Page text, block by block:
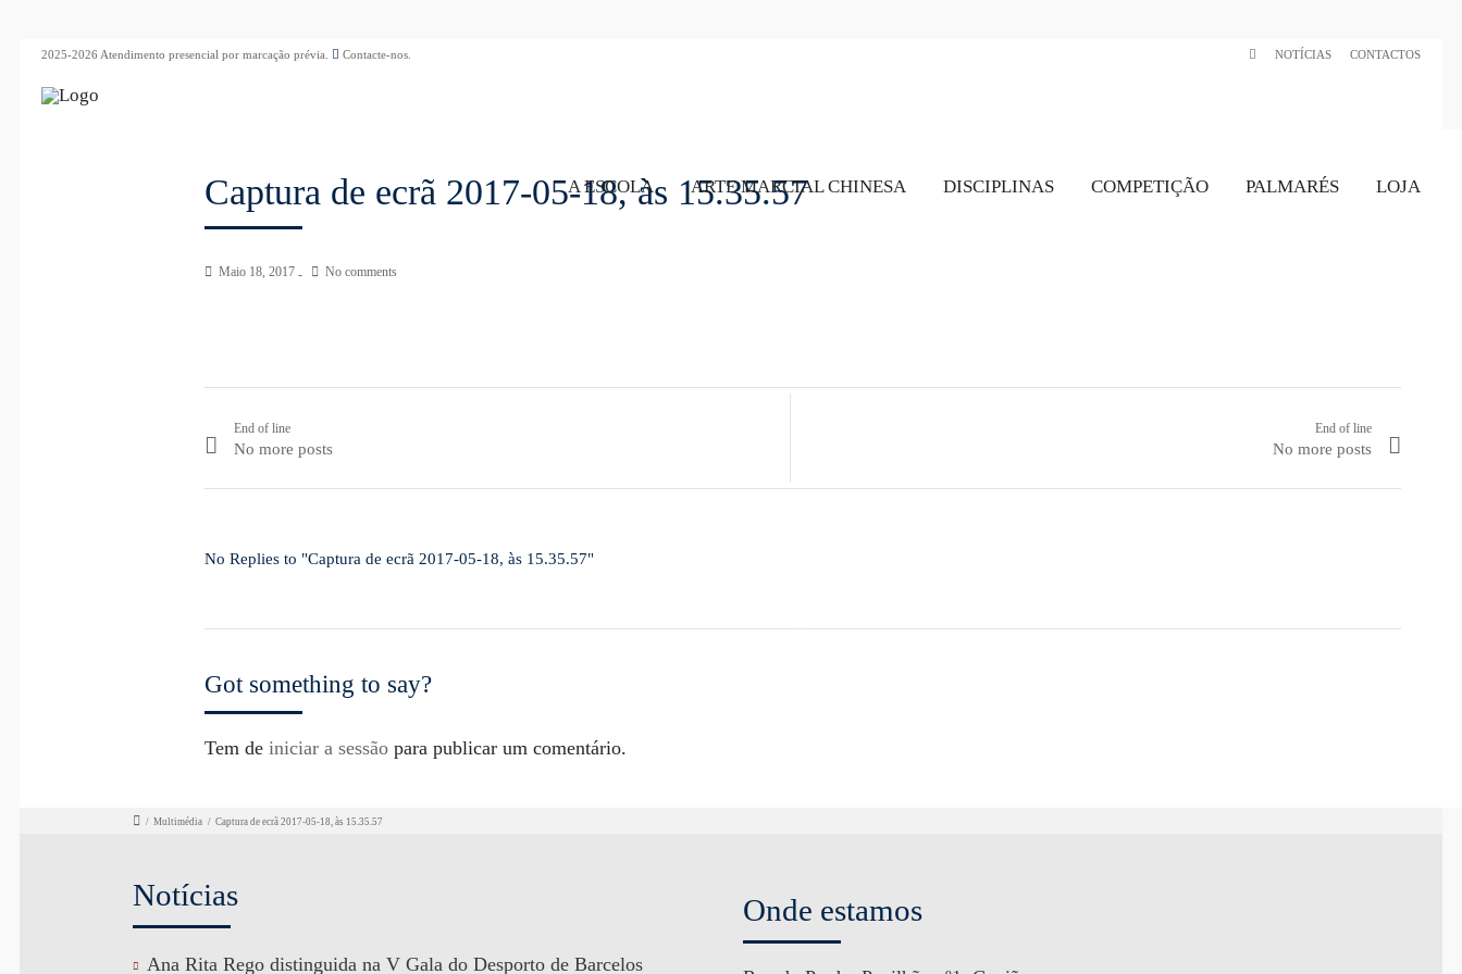
2025-2026 Atendimento presencial por marcação prévia. Contacte-nos. NOTÍCIAS CONTACTOS
A ESCOLA ARTE MARCIAL CHINESA DISCIPLINAS COMPETIÇÃO PALMARÉS LOJA
Captura de ecrã 2017-05-18, às 15.35.57
Maio 18, 2017 No comments
End of line
No more posts
End of line
No more posts
No Replies to "Captura de ecrã 2017-05-18, às 15.35.57"
Got something to say?
Tem de iniciar a sessãopara publicar um comentário.
/ Multimédia / Captura de ecrã 2017-05-18, às 15.35.57
Notícias
Ana Rita Rego distinguida na V Gala do Desporto de Barcelos
Onde estamos